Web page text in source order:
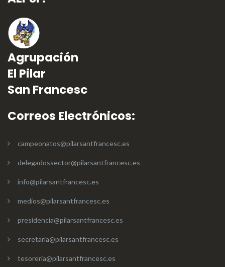
Agrupación
El Pilar
San Francesc
Correos Electrónicos:
campeonatos@pilarsantfrancesc.es
delegadossector@pilarsantfrancesc.es
info@pilarsantfrancesc.es
medios@pilarsantfrancesc.es
presidencia@pilarsantfrancesc.es
secretaria@pilarsantfrancesc.es
tesoreria@pilarsantfrancesc.es